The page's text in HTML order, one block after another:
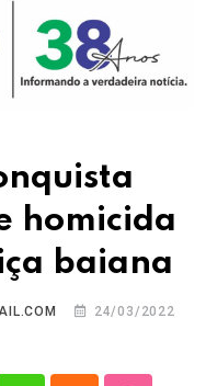
homicida
baiana
24/03/2022